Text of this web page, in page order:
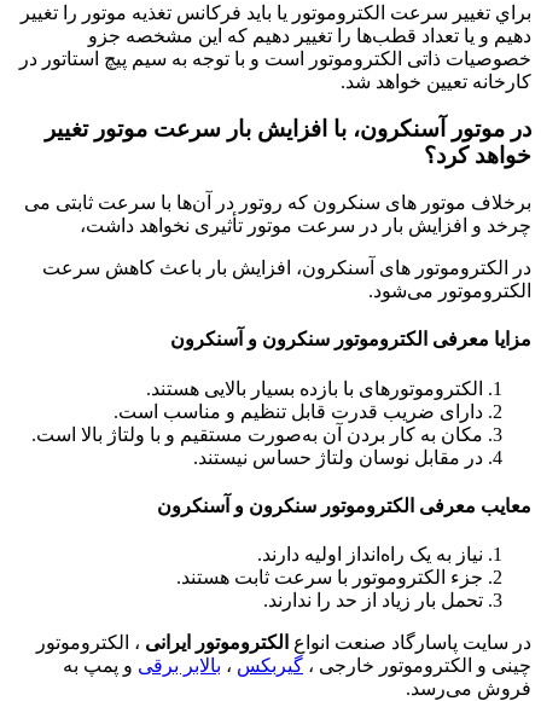
براي تغيير سرعت الکتروموتور يا بايد فرکانس تغذيه موتور را تغيير
دهيم و يا تعداد قطب‌ها را تغيير دهيم که اين مشخصه جزو
خصوصيات ذاتی الکتروموتور است و با توجه به سیم‌ پیچ استاتور در
کارخانه تعيين خواهد شد.
در موتور آسنکرون، با افزايش بار سرعت موتور تغيير
خواهد کرد؟
برخلاف موتور های سنکرون که روتور در آن‌ها با سرعت ثابتی می‌
چرخد و افزايش بار در سرعت موتور تأثیری نخواهد داشت،
در الکتروموتور های آسنکرون، افزايش بار باعث کاهش سرعت
الکتروموتور می‌شود.
مزایا معرفی الکتروموتور سنکرون و آسنکرون
الکتروموتورهای با بازده بسيار بالایی هستند.
دارای ضريب قدرت قابل تنظيم و مناسب است.
مکان به کار بردن آن به‌صورت مستقيم و با ولتاژ بالا است.
در مقابل نوسان ولتاژ حساس نيستند.
معايب معرفی الکتروموتور سنکرون و آسنکرون
نياز به يک راه‌انداز اوليه دارند.
جزء الکتروموتور با سرعت ثابت هستند.
تحمل بار زياد از حد را ندارند.
در سایت پاسارگاد صنعت انواع الکتروموتور ایرانی ، الکتروموتور
چینی و الکتروموتور خارجی ، گیربکس ، بالابر برقی و پمپ به
فروش می‌رسد.